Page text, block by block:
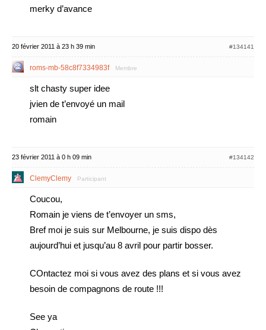
merky d’avance
20 février 2011 à 23 h 39 min #134141
roms-mb-58c8f7334983f Membre
slt chasty super idee
jvien de t’envoyé un mail
romain
23 février 2011 à 0 h 09 min #134142
ClemyClemy Participant
Coucou,
Romain je viens de t’envoyer un sms,
Bref moi je suis sur Melbourne, je suis dispo dès
aujourd’hui et jusqu’au 8 avril pour partir bosser.
COntactez moi si vous avez des plans et si vous avez
besoin de compagnons de route !!!
See ya